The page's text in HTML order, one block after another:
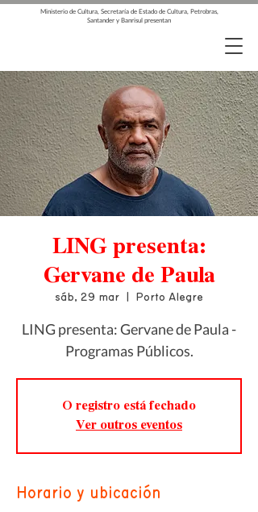
Ministerio de Cultura, Secretaría de Estado de Cultura, Petrobras,
Santander y Banrisul presentan
LING presenta:
Gervane de Paula
sáb, 29 mar Porto Alegre
LING presenta: Gervane de Paula -
Programas Públicos.
O registro está fechado
Ver outros eventos
Horario y ubicación